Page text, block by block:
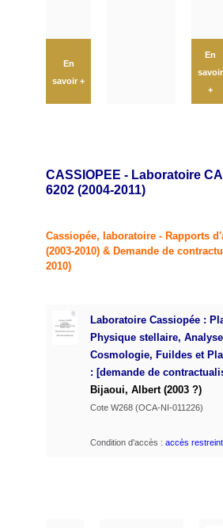
En
savoir +
En
savoir
+
CASSIOPEE - Laboratoire
6202 (2004-2011)
Cassiopée, laboratoire - Rapports
(2003-2010) & Demande de
2010)
Laboratoire Cassiopée :
Physique stellaire,
Cosmologie, Fuildes et
: [demande de
Bijaoui, Albert (2003 ?)
Cote W268 (OCA-NI-011226)
Condition d'accès : accès